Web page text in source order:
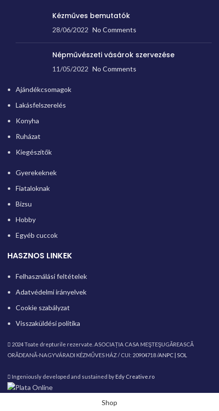
Kézműves bemutatók
28/06/2022 No Comments
Népművészeti vásárok szervezése
11/05/2022 No Comments
Ajándékcsomagok
Lakásfelszerelés
Konyha
Ruházat
Kiegészítők
Gyerekeknek
Fiataloknak
Bizsu
Hobby
Egyéb cuccok
HASZNOS LINKEK
Felhasználási feltételek
Adatvédelmi irányelvek
Cookie szabályzat
Visszaküldési politika
2024 Toate drepturile rezervate. ASOCIAȚIA CASA MEŞTEŞUGĂREASCĂ
ORĂDEANĂ-NAGYVÁRADI KÉZMŰVES HÁZ / CUI: 20904718 /ANPC | SOL
Ingeniously developed and sustained by Edy Creative.ro
Shop